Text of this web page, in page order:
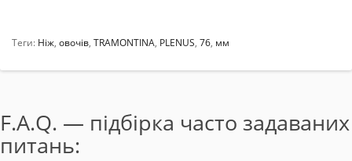
Теги: Ніж, овочів, TRAMONTINA, PLENUS, 76, мм
F.A.Q. — підбірка часто задаваних
питань: